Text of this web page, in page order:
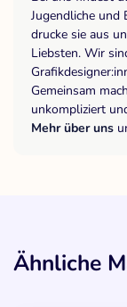
Jugendliche und
drucke sie aus
Liebsten. Wir
Gemeinsam
unkompliziert
Mehr über uns
Ähnliche